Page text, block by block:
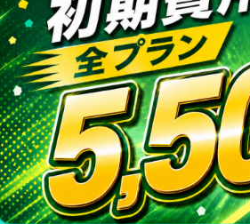
NTTドコモの障害状況につきまして
をご確認ください。
【お詫び/第4報】ドコモの各種業務
について（4月3日午後0時30分時点
https://www.docomo.ne.jp/info/
< 前の記事へ お知らせ一覧へ